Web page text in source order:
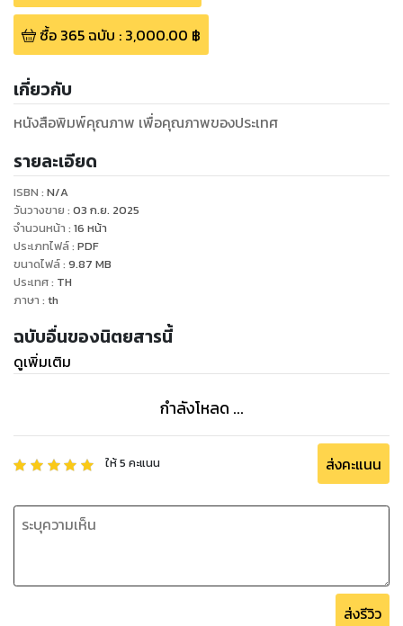
ซื้อ 365ฉบับ : 3,000.00 ฿
เกี่ยวกับ
หนังสือพิมพ์คุณภาพ เพื่อคุณภาพของประเทศ
รายละเอียด
ISBN : N/A
วันวางขาย : 03 ก.ย. 2025
จำนวนหน้า : 16 หน้า
ประเภทไฟล์: PDF
ขนาดไฟล์: 9.87 MB
ประเทศ: TH
ภาษา : th
ฉบับอื่นของนิตยสารนี้
ดูเพิ่มเติม
กำลังโหลด ...
ให้5 คะแนน ส่งคะแนน
ส่งรีวิว